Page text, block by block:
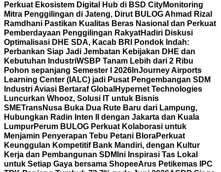
Perkuat Ekosistem Digital Hub di BSD CityMonitoring
Mitra Penggilingan di Jateng, Dirut BULOG Ahmad Rizal
Ramdhani Pastikan Kualitas Beras Nasional dan Perkuat
Pemberdayaan Penggilingan RakyatHadiri Diskusi
Optimalisasi DHE SDA, Kacab BRI Pondok Indah:
Perbankan Siap Jadi Jembatan Kebijakan DHE dan
Kebutuhan IndustriWSBP Tanam Lebih dari 2 Ribu
Pohon sepanjang Semester I 2026 InJourney Airports
Learning Center (IALC) jadi Pusat Pengembangan SDM
Industri Aviasi Bertaraf Global Hypernet Technologies
Luncurkan Whooz, Solusi IT untuk Bisnis
SMETransNusa Buka Dua Rute Baru dari Lampung,
Hubungkan Radin Inten II dengan Jakarta dan Kuala
LumpurPerum BULOG Perkuat Kolaborasi untuk
Menjamin Penyerapan Tebu Petani BloraPerkuat
Keunggulan Kompetitif Bank Mandiri, dengan Kultur
Kerja dan Pembangunan SDM Ini Inspirasi Tas Lokal
untuk Setiap Gaya bersama ShopeeArus Petikemas IPC